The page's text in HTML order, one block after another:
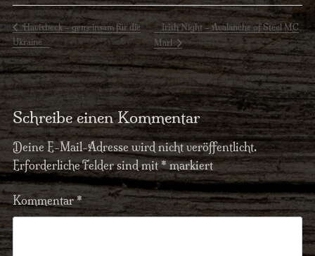
Havixbeck – gemeinsam für die
Ukraine
Irish Night – Avalanche of Steel MC
Marl
Schreibe einen Kommentar
Deine E-Mail-Adresse wird nicht veröffentlicht.
Erforderliche Felder sind mit *markiert
Kommentar*